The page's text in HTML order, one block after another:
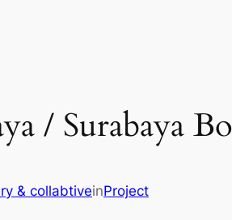
/ Surabaya
& collabtiveinProject